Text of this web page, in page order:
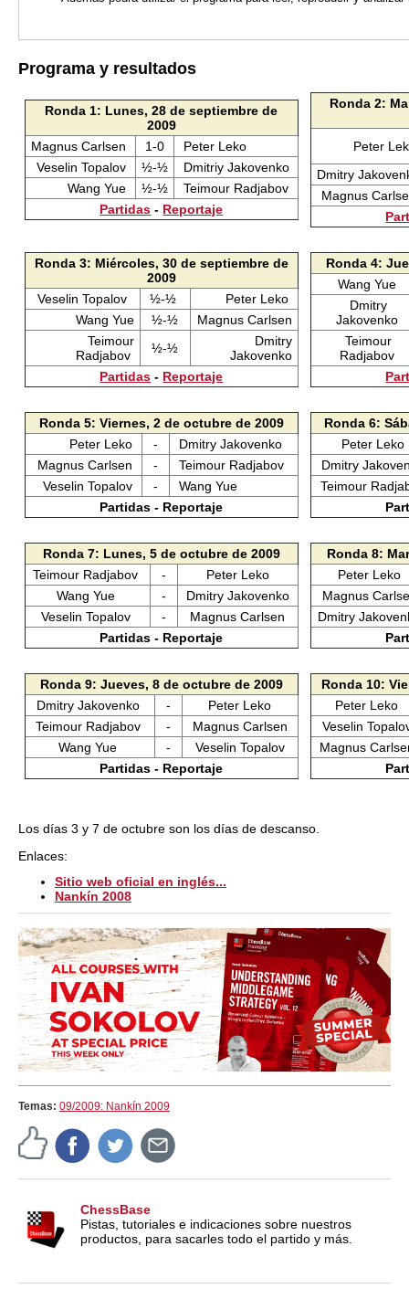
Programa y resultados
Ronda 1: Lunes, 28 de septiembre de
2009
Magnus Carlsen
1-0
Peter Leko
Veselin Topalov
½-½
Dmitriy Jakovenko
Wang Yue
½-½
Teimour Radjabov
Partidas - Reportaje
Ronda 2:
Peter
Dmitry
Magnus
Ronda 3: Miércoles, 30 de septiembre de
2009
Veselin Topalov
½-½
Peter Leko
Wang Yue
½-½
Magnus Carlsen
Teimour
Radjabov
½-½
Dmitry
Jakovenko
Partidas - Reportaje
Ronda 4:
Wang Yue
Dmitry
Jakovenko
Teimour
Radjabov
Ronda 5: Viernes, 2 de octubre de 2009
Peter Leko
-
Dmitry Jakovenko
Magnus Carlsen
-
Teimour Radjabov
Veselin Topalov
-
Wang Yue
Partidas - Reportaje
Ronda 6:
Peter Leko
Dmitry
Teimour
Ronda 7: Lunes, 5 de octubre de 2009
Teimour Radjabov
-
Peter Leko
Wang Yue
-
Dmitry Jakovenko
Veselin Topalov
-
Magnus Carlsen
Partidas - Reportaje
Ronda 8:
Peter Leko
Magnus
Dmitry
Ronda 9: Jueves, 8 de octubre de 2009
Dmitry Jakovenko
-
Peter Leko
Teimour Radjabov
-
Magnus Carlsen
Wang Yue
-
Veselin Topalov
Partidas - Reportaje
Ronda 10:
Peter Leko
Veselin
Magnus
Los días 3 y 7 de octubre son los días de descanso.
Enlaces:
Sitio web oficial en inglés...
Nankín 2008
Temas: 09/2009: Nankín 2009
ChessBase
Pistas, tutoriales e indicaciones sobre nuestros
productos, para sacarles todo el partido y más.